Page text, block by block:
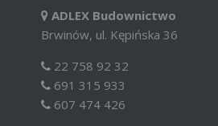
ADLEX Budownictwo
Brwinów, ul. Kępińska 36
22 758 92 32
691 315 933
607 474 426